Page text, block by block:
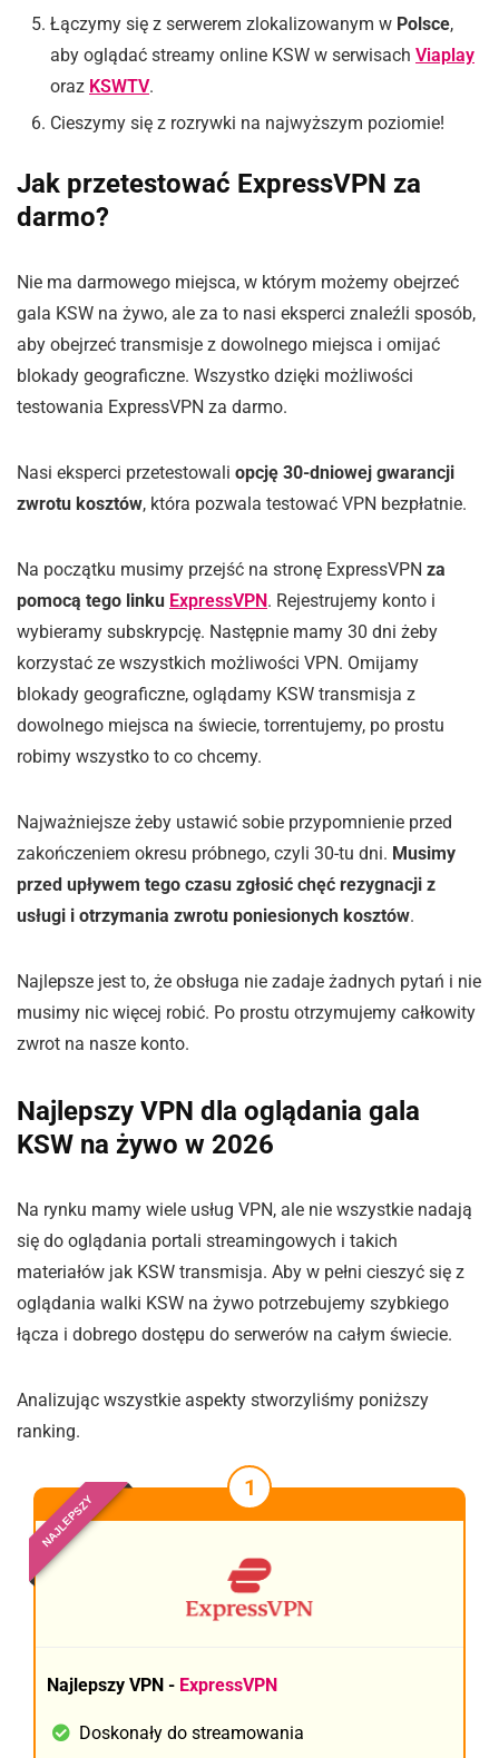
Łączymy się z serwerem zlokalizowanym w Polsce,
aby oglądać streamy online KSW w serwisach Viaplay
oraz KSWTV.
Cieszymy się z rozrywki na najwyższym poziomie!
Jak przetestować ExpressVPN za
darmo?
Nie ma darmowego miejsca, w którym możemy obejrzeć
gala KSW na żywo, ale za to nasi eksperci znaleźli sposób,
aby obejrzeć transmisje z dowolnego miejsca i omijać
blokady geograficzne. Wszystko dzięki możliwości
testowania ExpressVPN za darmo.
Nasi eksperci przetestowali opcję 30-dniowej gwarancji
zwrotu kosztów, która pozwala testować VPN bezpłatnie.
Na początku musimy przejść na stronę ExpressVPN za
pomocą tego linku ExpressVPN. Rejestrujemy konto i
wybieramy subskrypcję. Następnie mamy 30 dni żeby
korzystać ze wszystkich możliwości VPN. Omijamy
blokady geograficzne, oglądamy KSW transmisja z
dowolnego miejsca na świecie, torrentujemy, po prostu
robimy wszystko to co chcemy.
Najważniejsze żeby ustawić sobie przypomnienie przed
zakończeniem okresu próbnego, czyli 30-tu dni. Musimy
przed upływem tego czasu zgłosić chęć rezygnacji z
usługi i otrzymania zwrotu poniesionych kosztów.
Najlepsze jest to, że obsługa nie zadaje żadnych pytań i nie
musimy nic więcej robić. Po prostu otrzymujemy całkowity
zwrot na nasze konto.
Najlepszy VPN dla oglądania gala
KSW na żywo w 2026
Na rynku mamy wiele usług VPN, ale nie wszystkie nadają
się do oglądania portali streamingowych i takich
materiałów jak KSW transmisja. Aby w pełni cieszyć się z
oglądania walki KSW na żywo potrzebujemy szybkiego
łącza i dobrego dostępu do serwerów na całym świecie.
Analizując wszystkie aspekty stworzyliśmy poniższy
ranking.
NAJLEPSZY
1
Najlepszy VPN - ExpressVPN
Doskonały do streamowania